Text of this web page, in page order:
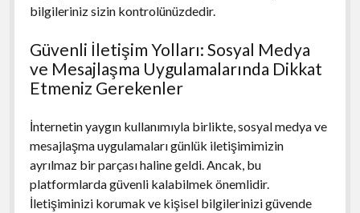
bilgileriniz sizin kontrolünüzdedir.
Güvenli İletişim Yolları: Sosyal Medya
ve Mesajlaşma Uygulamalarında Dikkat
Etmeniz Gerekenler
İnternetin yaygın kullanımıyla birlikte, sosyal medya ve
mesajlaşma uygulamaları günlük iletişimimizin
ayrılmaz bir parçası haline geldi. Ancak, bu
platformlarda güvenli kalabilmek önemlidir.
İletişiminizi korumak ve kişisel bilgilerinizi güvende